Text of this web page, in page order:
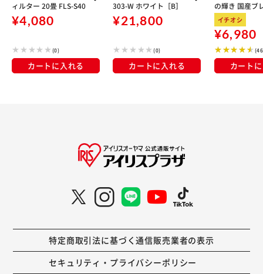
ィルター 20畳 FLS-S40
¥4,080
(0)
カートに入れる
303-W ホワイト［B］
¥21,800
(0)
カートに入れる
の輝き 国産ブ
kg×3袋
イチオシ
¥6,980
カート
特定商取引法に基づく通信販売業者の表示
セキュリティ・プライバシーポリシー